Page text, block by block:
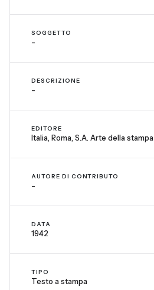
SOGGETTO
-
DESCRIZIONE
-
EDITORE
Italia, Roma, S.A. Arte della stampa
AUTORE DI CONTRIBUTO
-
DATA
1942
TIPO
Testo a stampa